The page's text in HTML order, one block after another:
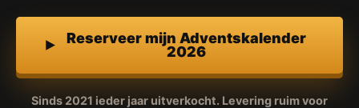
Reserveer mijn Adventskalender
2026
Sinds 2021 ieder jaar uitverkocht. Levering ruim voor